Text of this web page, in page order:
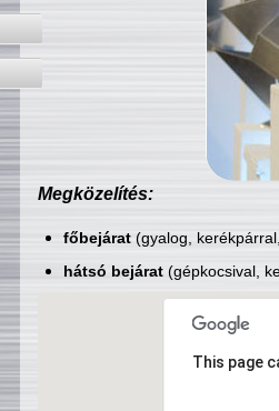
Megközelítés:
főbejárat(gyalog,
hátsó bejárat(gépkocsival,
This page